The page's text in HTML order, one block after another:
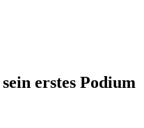
erstes Podium